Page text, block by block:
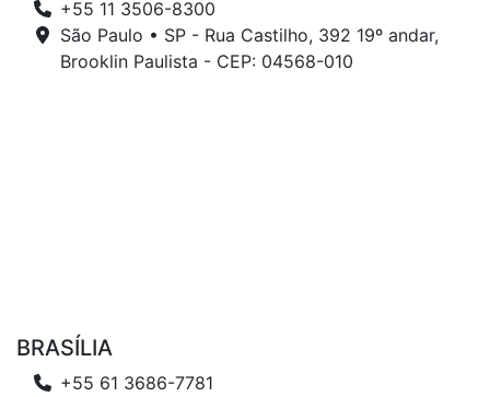
+55 11 3506-8300
São Paulo • SP - Rua Castilho, 392 19º andar,
Brooklin Paulista - CEP: 04568-010
BRASÍLIA
+55 61 3686-7781